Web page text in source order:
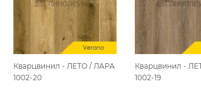
Кварцвинил - ЛЕТО / ЛАРА
1002-20
Кварцвинил -
1002-19